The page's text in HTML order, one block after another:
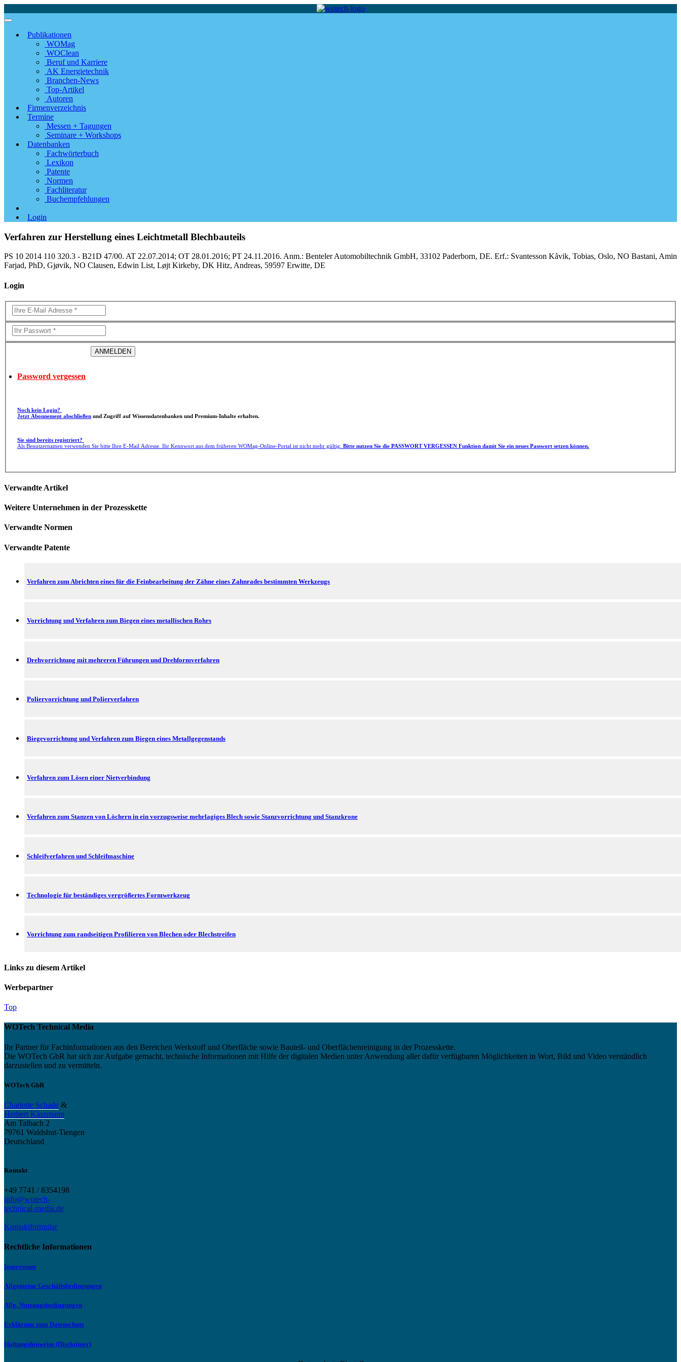
Publikationen
WOMag
WOClean
Beruf und Karriere
AK Energietechnik
Branchen-News
Top-Artikel
Autoren
Firmenverzeichnis
Termine
Messen + Tagungen
Seminare + Workshops
Datenbanken
Fachwörterbuch
Lexikon
Patente
Normen
Fachliteratur
Buchempfehlungen
Login
Verfahren zur Herstellung eines Leichtmetall Blechbauteils
PS 10 2014 110 320.3 - B21D 47/00. AT 22.07.2014; OT 28.01.2016; PT 24.11.2016. Anm.: Benteler Automobiltechnik GmbH, 33102 Paderborn, DE. Erf.: Svantesson Kåvik, Tobias, Oslo, NO Bastani, Amin
Farjad, PhD, Gjøvik, NO Clausen, Edwin List, Løjt Kirkeby, DK Hitz, Andreas, 59597 Erwitte, DE
Login
Password vergessen
Noch kein Login?
Jetzt Abonnement abschließen und Zugriff auf Wissensdatenbanken und Premium-Inhalte erhalten.
Sie sind bereits registriert?
Als Benutzernamen verwenden Sie bitte Ihre E-Mail Adresse. Ihr Kennwort aus dem früheren WOMag-Online-Portal ist nicht mehr gültig. Bitte nutzen Sie die PASSWORT VERGESSEN Funktion damit Sie ein neues Passwort setzen können.
Verwandte Artikel
Weitere Unternehmen in der Prozesskette
Verwandte Normen
Verwandte Patente
Verfahren zum Abrichten eines für die Feinbearbeitung der Zähne eines Zahnrades bestimmten Werkzeugs
Vorrichtung und Verfahren zum Biegen eines metallischen Rohrs
Drehvorrichtung mit mehreren Führungen und Drehformverfahren
Poliervorrichtung und Polierverfahren
Biegevorrichtung und Verfahren zum Biegen eines Metallgegenstands
Verfahren zum Lösen einer Nietverbindung
Verfahren zum Stanzen von Löchern in ein vorzugsweise mehrlagiges Blech sowie Stanzvorrichtung und Stanzkrone
Schleifverfahren und Schleifmaschine
Technologie für beständiges vergrößertes Formwerkzeug
Vorrichtung zum randseitigen Profilieren von Blechen oder Blechstreifen
Links zu diesem Artikel
Werbepartner
Top
WOTech Technical Media
Ihr Partner für Fachinformationen aus den Bereichen Werkstoff und Oberfläche sowie Bauteil- und Oberflächenreinigung in der Prozesskette.
Die WOTech GbR hat sich zur Aufgabe gemacht, technische Informationen mit Hilfe der digitalen Medien unter Anwendung aller dafür verfügbaren Möglichkeiten in Wort, Bild und Video verständlich
darzustellen und zu vermitteln.
WOTech GbR
Charlotte Schade &
Herbert Käszmann
Am Talbach 2
79761 Waldshut-Tiengen
Deutschland
Kontakt
+49 7741 / 8354198
info@wotech-
technical-media.de
Kontaktformular
Rechtliche Informationen
Impressum
Allgemeine Geschäftsbedingungen
Allg. Nutzungsbedingungen
Erklärung zum Datenschutz
Haftungshinweise (Disclaimer)